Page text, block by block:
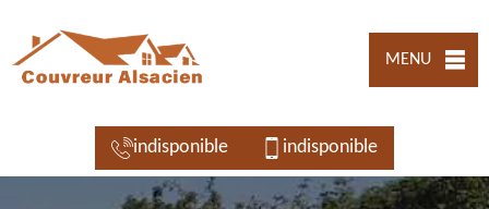
MENU
indisponible indisponible